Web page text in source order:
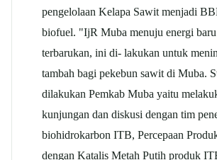
pengelolaan Kelapa Sawit menjadi
biofuel. "IjR Muba menuju energi
terbarukan, ini di- lakukan untuk
tambah bagi pekebun sawit di Muba.
dilakukan Pemkab Muba yaitu
kunjungan dan diskusi dengan tim
biohidrokarbon ITB, Percepaan
dengan Katalis Metah Putih produk